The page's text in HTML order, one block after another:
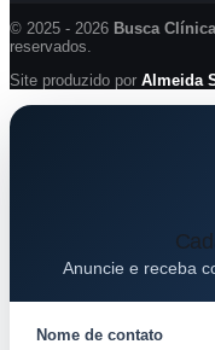
© 2025 - 2026 Busca
reservados.
Site produzido por Almeida
Anuncie e receba
Nome de contato